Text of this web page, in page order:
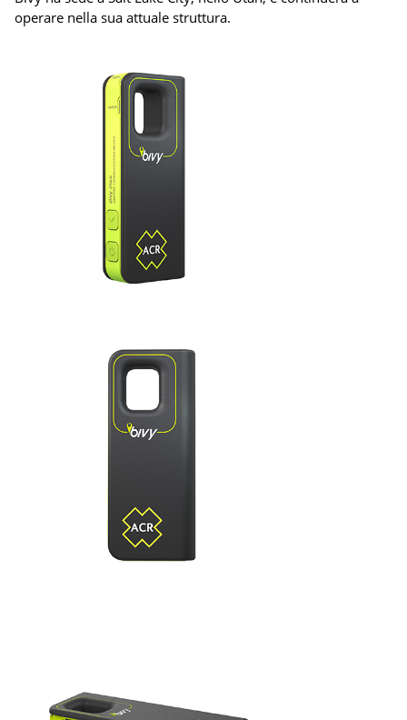
operare nella sua attuale struttura.